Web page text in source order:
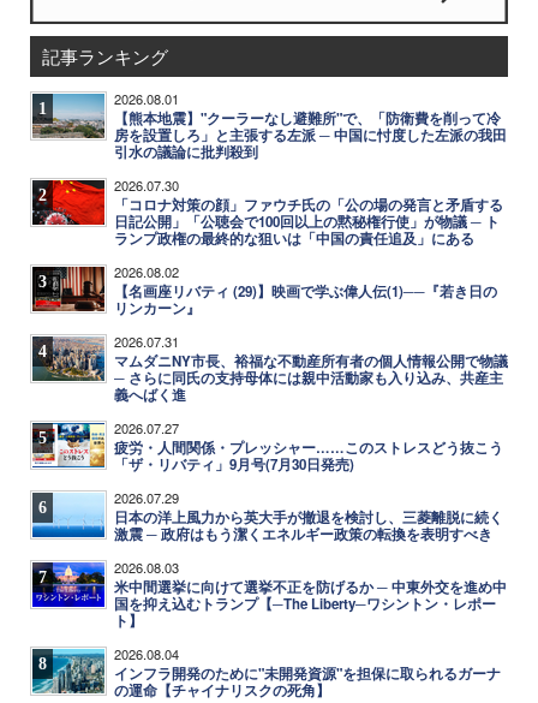
記事ランキング
1 2026.08.01
【熊本地震】"クーラーなし避難所"で、「防衛費を削って冷
房を設置しろ」と主張する左派 ─ 中国に忖度した左派の我田
引水の議論に批判殺到
2 2026.07.30
「コロナ対策の顔」ファウチ氏の「公の場の発言と矛盾する
日記公開」「公聴会で100回以上の黙秘権行使」が物議 ─ ト
ランプ政権の最終的な狙いは「中国の責任追及」にある
3 2026.08.02
【名画座リバティ (29)】映画で学ぶ偉人伝(1)──『若き日の
リンカーン』
4 2026.07.31
マムダニNY市長、裕福な不動産所有者の個人情報公開で物議
─ さらに同氏の支持母体には親中活動家も入り込み、共産主
義へばく進
5 2026.07.27
疲労・人間関係・プレッシャー……このストレスどう抜こう
「ザ・リバティ」9月号(7月30日発売)
6 2026.07.29
日本の洋上風力から英大手が撤退を検討し、三菱離脱に続く
激震 ─ 政府はもう潔くエネルギー政策の転換を表明すべき
7 2026.08.03
米中間選挙に向けて選挙不正を防げるか ─ 中東外交を進め中
国を抑え込むトランプ【─The Liberty─ワシントン・レポー
ト】
8 2026.08.04
インフラ開発のために"未開発資源"を担保に取られるガーナ
の運命【チャイナリスクの死角】